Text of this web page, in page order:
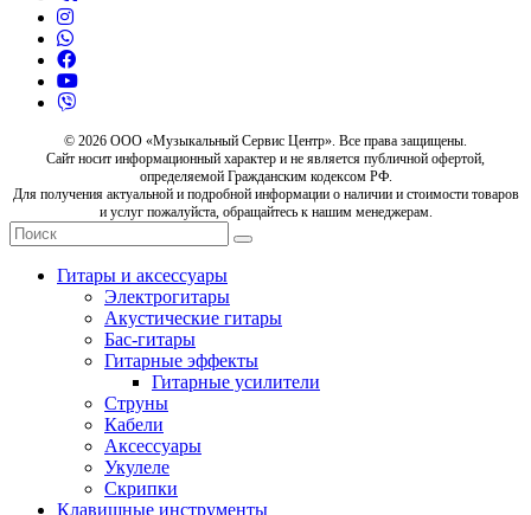
© 2026 ООО «Музыкальный Сервис Центр». Все права защищены.
Сайт носит информационный характер и не является публичной офертой,
определяемой Гражданским кодексом РФ.
Для получения актуальной и подробной информации о наличии и стоимости товаров
и услуг пожалуйста, обращайтесь к нашим менеджерам.
Гитары и аксессуары
Электрогитары
Акустические гитары
Бас-гитары
Гитарные эффекты
Гитарные усилители
Струны
Кабели
Аксессуары
Укулеле
Скрипки
Клавишные инструменты